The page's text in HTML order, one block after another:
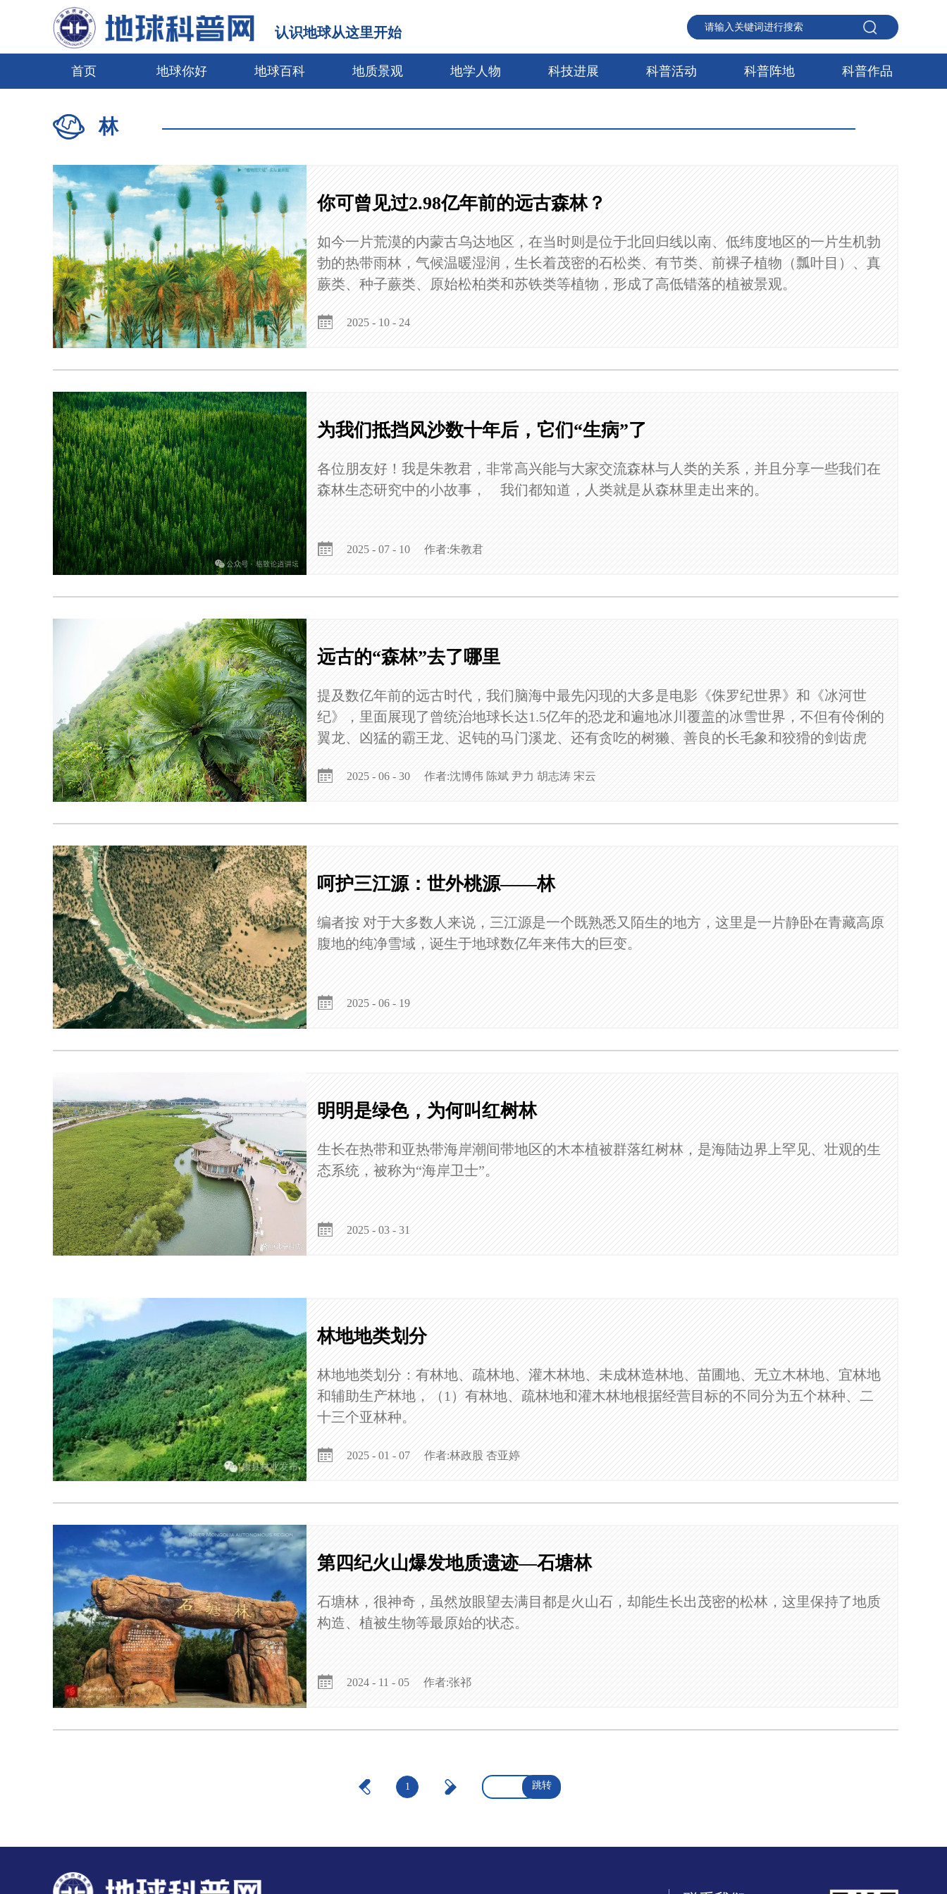
认识地球从这里开始
首页 地球你好 地球百科 地质景观 地学人物 科技进展 科普活动 科普阵地 科普作品
林
你可曾见过2.98亿年前的远古森林？
如今一片荒漠的内蒙古乌达地区，在当时则是位于北回归线以南、低纬度地区的一片生机勃
勃的热带雨林，气候温暖湿润，生长着茂密的石松类、有节类、前裸子植物（瓢叶目）、真
蕨类、种子蕨类、原始松柏类和苏铁类等植物，形成了高低错落的植被景观。
2025 - 10 - 24
为我们抵挡风沙数十年后，它们“生病”了
各位朋友好！我是朱教君，非常高兴能与大家交流森林与人类的关系，并且分享一些我们在
森林生态研究中的小故事， 我们都知道，人类就是从森林里走出来的。
2025 - 07 - 10 作者:朱教君
远古的“森林”去了哪里
提及数亿年前的远古时代，我们脑海中最先闪现的大多是电影《侏罗纪世界》和《冰河世
纪》，里面展现了曾统治地球长达1.5亿年的恐龙和遍地冰川覆盖的冰雪世界，不但有伶俐的
翼龙、凶猛的霸王龙、迟钝的马门溪龙、还有贪吃的树獭、善良的长毛象和狡猾的剑齿虎
2025 - 06 - 30 作者:沈博伟 陈斌 尹力 胡志涛 宋云
呵护三江源：世外桃源——林
编者按 对于大多数人来说，三江源是一个既熟悉又陌生的地方，这里是一片静卧在青藏高原
腹地的纯净雪域，诞生于地球数亿年来伟大的巨变。
2025 - 06 - 19
明明是绿色，为何叫红树林
生长在热带和亚热带海岸潮间带地区的木本植被群落红树林，是海陆边界上罕见、壮观的生
态系统，被称为“海岸卫士”。
2025 - 03 - 31
林地地类划分
林地地类划分：有林地、疏林地、灌木林地、未成林造林地、苗圃地、无立木林地、宜林地
和辅助生产林地，（1）有林地、疏林地和灌木林地根据经营目标的不同分为五个林种、二
十三个亚林种。
2025 - 01 - 07 作者:林政股 杏亚婷
第四纪火山爆发地质遗迹—石塘林
石塘林，很神奇，虽然放眼望去满目都是火山石，却能生长出茂密的松林，这里保持了地质
构造、植被生物等最原始的状态。
2024 - 11 - 05 作者:张祁
1 跳转